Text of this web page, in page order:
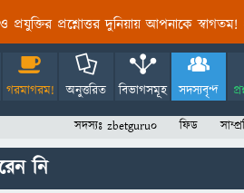
প্রযুক্তির প্রশ্নোত্তর দুনিয়ায় আপনাকে
গরমাগরম! অনুত্তরিত বিভাগসমূহ সদস্যবৃন্দ
সদস্যঃ zbetguru0 ফিড
নি